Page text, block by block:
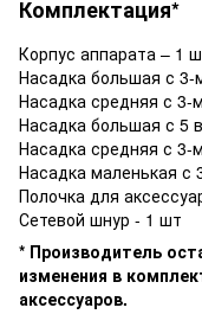
Комплектация*
Корпус аппарата – 1
Насадка большая с
Насадка средняя с
Насадка большая с 5
Насадка средняя с
Насадка маленькая
Полочка для
Сетевой шнур - 1 шт
* Производитель
изменения в
аксессуаров.